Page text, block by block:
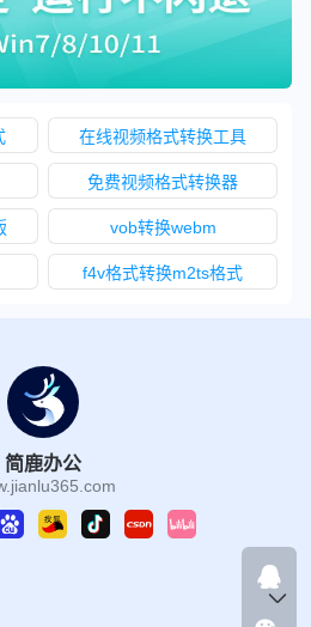
在线视频格式转换工具
免费视频格式转换器
vob转换webm
f4v格式转换m2ts格式
简鹿办公